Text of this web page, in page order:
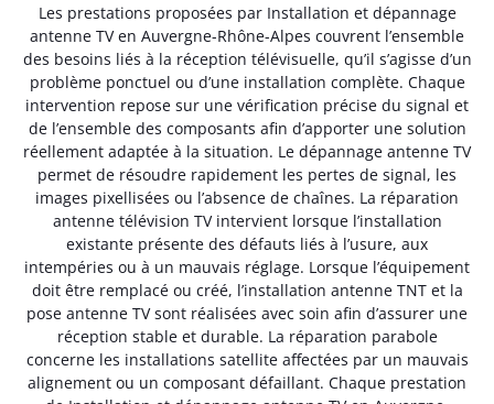
Les prestations proposées par Installation et dépannage
antenne TV en Auvergne-Rhône-Alpes couvrent l’ensemble
des besoins liés à la réception télévisuelle, qu’il s’agisse d’un
problème ponctuel ou d’une installation complète. Chaque
intervention repose sur une vérification précise du signal et
de l’ensemble des composants afin d’apporter une solution
réellement adaptée à la situation. Le dépannage antenne TV
permet de résoudre rapidement les pertes de signal, les
images pixellisées ou l’absence de chaînes. La réparation
antenne télévision TV intervient lorsque l’installation
existante présente des défauts liés à l’usure, aux
intempéries ou à un mauvais réglage. Lorsque l’équipement
doit être remplacé ou créé, l’installation antenne TNT et la
pose antenne TV sont réalisées avec soin afin d’assurer une
réception stable et durable. La réparation parabole
concerne les installations satellite affectées par un mauvais
alignement ou un composant défaillant. Chaque prestation